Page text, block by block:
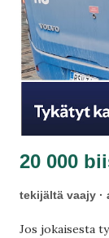
20 000
tekijältä vaajy
Jos jokaisesta